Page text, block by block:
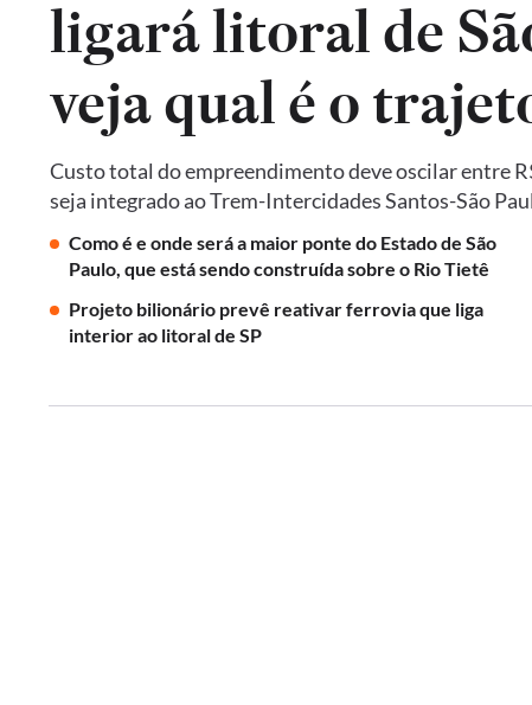
ligará litoral de
veja qual é o
Custo total do empreendimento deve oscilar entre
seja integrado ao Trem-Intercidades Santos-São
Como é e onde será a maior ponte do Estado de São
Paulo, que está sendo construída sobre o Rio Tietê
Projeto bilionário prevê reativar ferrovia que liga
interior ao litoral de SP